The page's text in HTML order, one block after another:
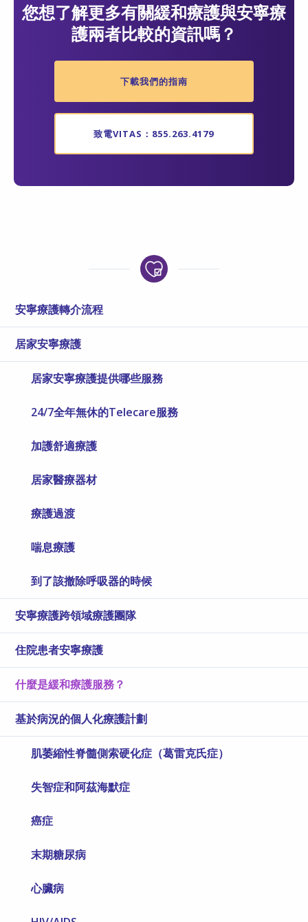
您想了解更多有關緩和療護與安寧療
護兩者比較的資訊嗎？
下載我們的指南
致電VITAS：855.263.4179
安寧療護轉介流程
居家安寧療護
居家安寧療護提供哪些服務
24/7全年無休的Telecare服務
加護舒適療護
居家醫療器材
療護過渡
喘息療護
到了該撤除呼吸器的時候
安寧療護跨領域療護團隊
住院患者安寧療護
什麼是緩和療護服務？
基於病況的個人化療護計劃
肌萎縮性脊髓側索硬化症（葛雷克氏症）
失智症和阿茲海默症
癌症
末期糖尿病
心臟病